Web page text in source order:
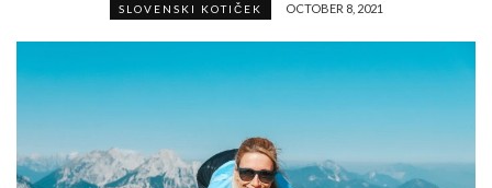
SLOVENSKI KOTIČEK OCTOBER 8, 2021